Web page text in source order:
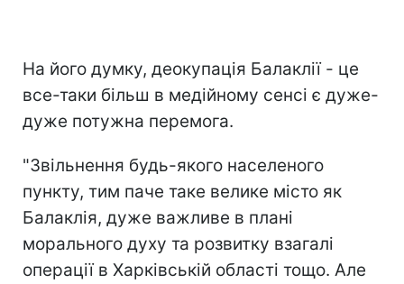
На його думку, деокупація Балаклії - це
все-таки більш в медійному сенсі є дуже-
дуже потужна перемога.
"Звільнення будь-якого населеного
пункту, тим паче таке велике місто як
Балаклія, дуже важливе в плані
морального духу та розвитку взагалі
операції в Харківській області тощо. Але